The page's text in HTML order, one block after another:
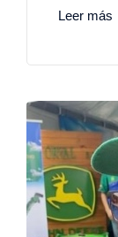
Leer más